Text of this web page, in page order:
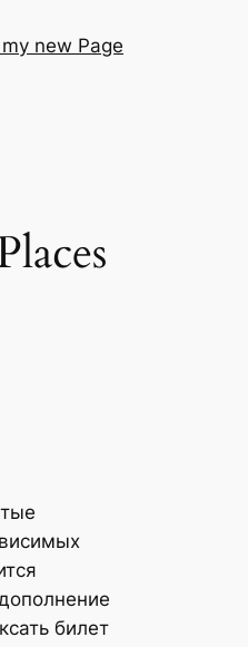
new Page
билет